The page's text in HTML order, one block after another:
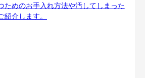
ためのお手入れ方法や汚してしまった
介します。